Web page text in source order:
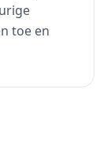
toe en